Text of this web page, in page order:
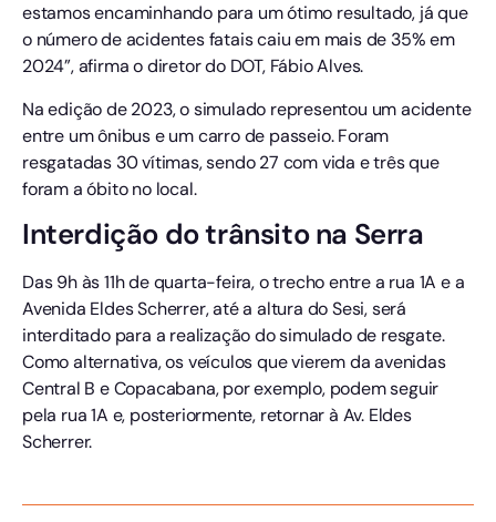
estamos encaminhando para um ótimo resultado, já que
o número de acidentes fatais caiu em mais de 35% em
2024”, afirma o diretor do DOT, Fábio Alves.
Na edição de 2023, o simulado representou um acidente
entre um ônibus e um carro de passeio. Foram
resgatadas 30 vítimas, sendo 27 com vida e três que
foram a óbito no local.
Interdição do trânsito na Serra
Das 9h às 11h de quarta-feira, o trecho entre a rua 1A e a
Avenida Eldes Scherrer, até a altura do Sesi, será
interditado para a realização do simulado de resgate.
Como alternativa, os veículos que vierem da avenidas
Central B e Copacabana, por exemplo, podem seguir
pela rua 1A e, posteriormente, retornar à Av. Eldes
Scherrer.